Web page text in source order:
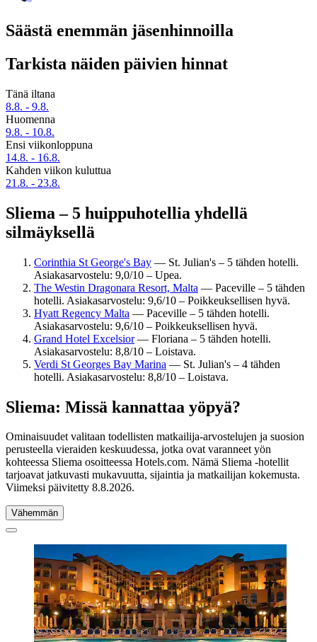
Säästä enemmän jäsenhinnoilla
Tarkista näiden päivien hinnat
Tänä iltana
8.8. - 9.8.
Huomenna
9.8. - 10.8.
Ensi viikonloppuna
14.8. - 16.8.
Kahden viikon kuluttua
21.8. - 23.8.
Sliema – 5 huippuhotellia yhdellä
silmäyksellä
Corinthia St George's Bay — St. Julian's – 5 tähden hotelli.
Asiakasarvostelu: 9,0/10 – Upea.
The Westin Dragonara Resort, Malta — Paceville – 5 tähden
hotelli. Asiakasarvostelu: 9,6/10 – Poikkeuksellisen hyvä.
Hyatt Regency Malta — Paceville – 5 tähden hotelli.
Asiakasarvostelu: 9,6/10 – Poikkeuksellisen hyvä.
Grand Hotel Excelsior— Floriana – 5 tähden hotelli.
Asiakasarvostelu: 8,8/10 – Loistava.
Verdi St Georges Bay Marina — St. Julian's – 4 tähden
hotelli. Asiakasarvostelu: 8,8/10 – Loistava.
Sliema: Missä kannattaa yöpyä?
Ominaisuudet valitaan todellisten matkailija-arvostelujen ja suosion
perusteella vieraiden keskuudessa, jotka ovat varanneet yön
kohteessa Sliema osoitteessa Hotels.com. Nämä Sliema -hotellit
tarjoavat jatkuvasti mukavuutta, sijaintia ja matkailijan kokemusta.
Viimeksi päivitetty 8.8.2026.
Vähemmän